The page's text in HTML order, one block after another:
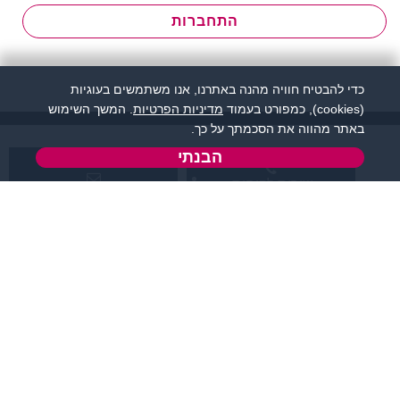
התחברות
שירות לקוחות:
כדי להבטיח חוויה מהנה באתרנו, אנו משתמשים בעוגיות
(cookies), כמפורט בעמוד
מדיניות הפרטיות . המשך השימוש
באתר מהווה את הסכמתך על כך.
הבנתי